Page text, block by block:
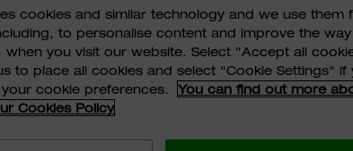
18TPI
48-47-5784
金属切断用TORCH
cookies and similar technology and we use them
to personalise content and improve the
you visit our website. Select "Accept all
to place all cookies and select "Cookie Settings" if
cookie preferences.
You can find out more
Cookies Policy